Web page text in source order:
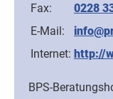
Fax:
0228
E-Mail:
Internet: http://
BPS-